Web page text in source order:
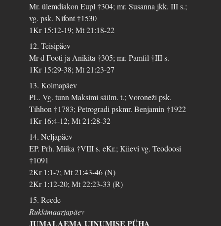
Mr. ülemdiakon Eupl †304; mr. Susanna jkk. III s.;
vg. psk. Nifont †1530
1Kr 15:12-19; Mt 21:18-22
12. Teisipäev
Mr-d Footi ja Anikita †305; mr. Pamfil †III s.
1Kr 15:29-38; Mt 21:23-27
13. Kolmapäev
PL. Vg. tunn Maksimi säilm. t.; Voroneži psk.
Tihhon †1783; Petrogradi pskmr. Benjamin †1922
1Kr 16:4-12; Mt 21:28-32
14. Neljapäev
EP. Prh. Miika †VIII s. eKr.; Kiievi vg. Teodoosi
†1091
2Kr 1:1-7; Mt 21:43-46 (N)
2Kr 1:12-20; Mt 22:23-33 (R)
15. Reede
Rukkimaarjapäev
JUMALAEMA UINUMISE PÜHA